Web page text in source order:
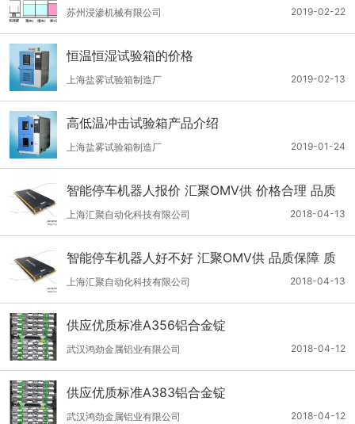
2019-02-22
苏州浸渗机械有限公司
恒温恒湿试验箱的价格
2019-02-13
上海盐雾试验箱制造厂
高低温冲击试验箱产品介绍
2019-01-24
上海盐雾试验箱制造厂
智能停车机器人报价 汇聚OMV供 价格合理 品质
保障
2018-04-13
上海汇聚自动化科技有限公司
智能停车机器人好不好 汇聚OMV供 品质保障 质
量可靠
2018-04-13
上海汇聚自动化科技有限公司
供应优质标准A356铝合金锭
2018-04-12
武汉鸿劲金属铝业有限公司
供应优质标准A383铝合金锭
2018-04-12
武汉鸿劲金属铝业有限公司